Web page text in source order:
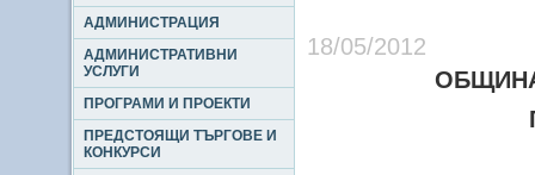
АДМИНИСТРАЦИЯ
АДМИНИСТРАТИВНИ
УСЛУГИ
ПРОГРАМИ И ПРОЕКТИ
ПРЕДСТОЯЩИ ТЪРГОВЕ И
КОНКУРСИ
18/05/2012